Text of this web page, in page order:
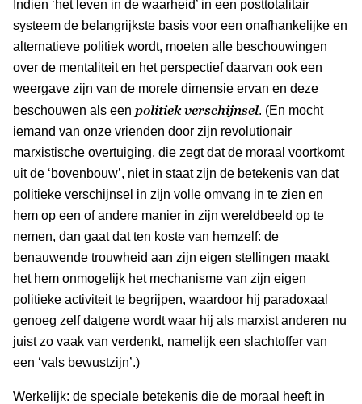
Indien ‘het leven in de waarheid’ in een posttotalitair
systeem de belangrijkste basis voor een onafhankelijke en
alternatieve politiek wordt, moeten alle beschouwingen
over de mentaliteit en het perspectief daarvan ook een
weergave zijn van de morele dimensie ervan en deze
beschouwen als een politiek verschijnsel. (En mocht
iemand van onze vrienden door zijn revolutionair
marxistische overtuiging, die zegt dat de moraal voortkomt
uit de ‘bovenbouw’, niet in staat zijn de betekenis van dat
politieke verschijnsel in zijn volle omvang in te zien en
hem op een of andere manier in zijn wereldbeeld op te
nemen, dan gaat dat ten koste van hemzelf: de
benauwende trouwheid aan zijn eigen stellingen maakt
het hem onmogelijk het mechanisme van zijn eigen
politieke activiteit te begrijpen, waardoor hij paradoxaal
genoeg zelf datgene wordt waar hij als marxist anderen nu
juist zo vaak van verdenkt, namelijk een slachtoffer van
een ‘vals bewustzijn’.)
Werkelijk: de speciale betekenis die de moraal heeft in